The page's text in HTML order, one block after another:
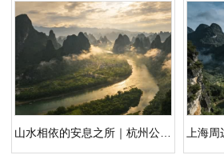
山水相依的安息之所｜杭州公墓价格一览表